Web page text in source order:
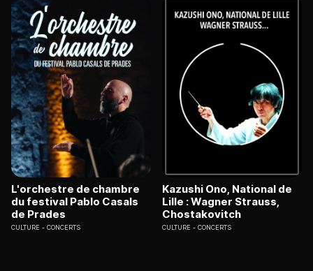
L'orchestre de chambre
du festival Pablo Casals
de Prades
CULTURE CONCERTS
Kazushi Ono, National de
Lille : Wagner Strauss,
Chostakovitch
CULTURE CONCERTS